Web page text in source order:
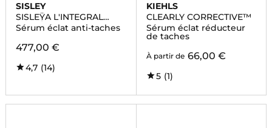
SISLEY
SISLEŸA L'INTEGRAL
ANTI-ÂGE
Sérum éclat anti-taches
477,00 €
4,7 (14)
KIEHLS
CLEARLY CORRECTIVE™
Sérum éclat réducteur
de taches
À partir de 66,00 €
5 (1)